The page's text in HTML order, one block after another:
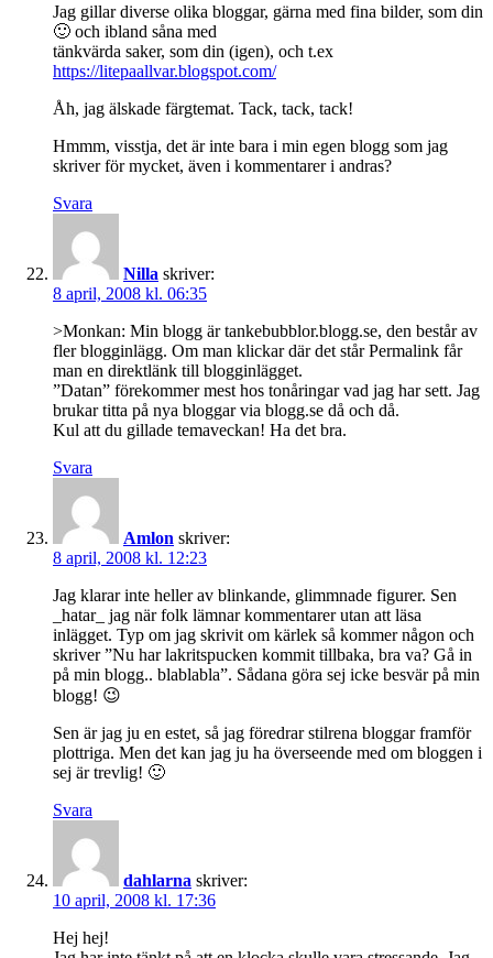
Jag gillar diverse olika bloggar, gärna med fina bilder, som din
🙂 och ibland såna med
tänkvärda saker, som din (igen), och t.ex
https://litepaallvar.blogspot.com/
Åh, jag älskade färgtemat. Tack, tack, tack!
Hmmm, visstja, det är inte bara i min egen blogg som jag
skriver för mycket, även i kommentarer i andras?
Svara
Nilla skriver:
8 april, 2008 kl. 06:35
>Monkan: Min blogg är tankebubblor.blogg.se, den består av
fler blogginlägg. Om man klickar där det står Permalink får
man en direktlänk till blogginlägget.
”Datan” förekommer mest hos tonåringar vad jag har sett. Jag
brukar titta på nya bloggar via blogg.se då och då.
Kul att du gillade temaveckan! Ha det bra.
Svara
Amlon skriver:
8 april, 2008 kl. 12:23
Jag klarar inte heller av blinkande, glimmnade figurer. Sen
_hatar_ jag när folk lämnar kommentarer utan att läsa
inlägget. Typ om jag skrivit om kärlek så kommer någon och
skriver ”Nu har lakritspucken kommit tillbaka, bra va? Gå in
på min blogg.. blablabla”. Sådana göra sej icke besvär på min
blogg! 😉
Sen är jag ju en estet, så jag föredrar stilrena bloggar framför
plottriga. Men det kan jag ju ha överseende med om bloggen i
sej är trevlig! 🙂
Svara
dahlarna skriver:
10 april, 2008 kl. 17:36
Hej hej!